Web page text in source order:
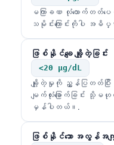
မကြာခဏ လုံလောက်တတ်ပေ
သမိုင်းကြောင်းကိုပါ အဓိပ္
ဖြစ်နိုင်ချေ ချို့တဲ့ခြင်း
<20 µg/dL
ချို့တဲ့မှုကို ညွှန်ပြတတ်ပြီး
မျက်လုံးခြောက်ခြင်း သို့
မှန်ပါတယ်။.
ဖြစ်နိုင်သော အလွန်အက